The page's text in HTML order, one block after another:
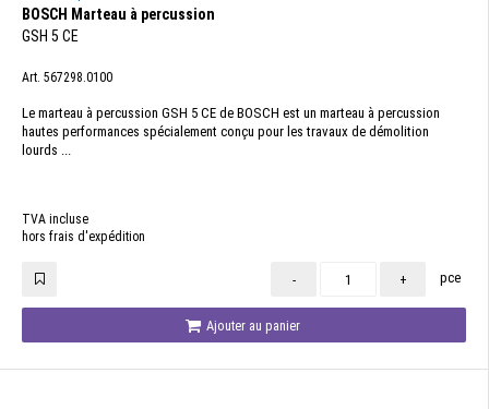
BOSCH Marteau à percussion
GSH 5 CE
Art. 567298.0100
Le marteau à percussion GSH 5 CE de BOSCH est un marteau à percussion
hautes performances spécialement conçu pour les travaux de démolition
lourds ...
TVA incluse
hors frais d'expédition
- + pce
Ajouter au panier